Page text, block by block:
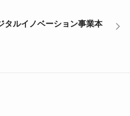
タルイノベーション事業本